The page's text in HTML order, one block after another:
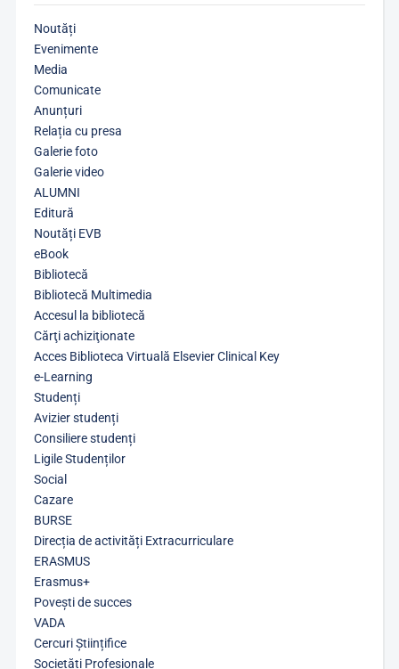
Noutăți
Evenimente
Media
Comunicate
Anunțuri
Relația cu presa
Galerie foto
Galerie video
ALUMNI
Editură
Noutăți EVB
eBook
Bibliotecă
Bibliotecă Multimedia
Accesul la bibliotecă
Cărţi achiziţionate
Acces Biblioteca Virtuală Elsevier Clinical Key
e-Learning
Studenți
Avizier studenți
Consiliere studenți
Ligile Studenților
Social
Cazare
BURSE
Direcția de activități Extracurriculare
ERASMUS
Erasmus+
Povești de succes
VADA
Cercuri Științifice
Societăți Profesionale